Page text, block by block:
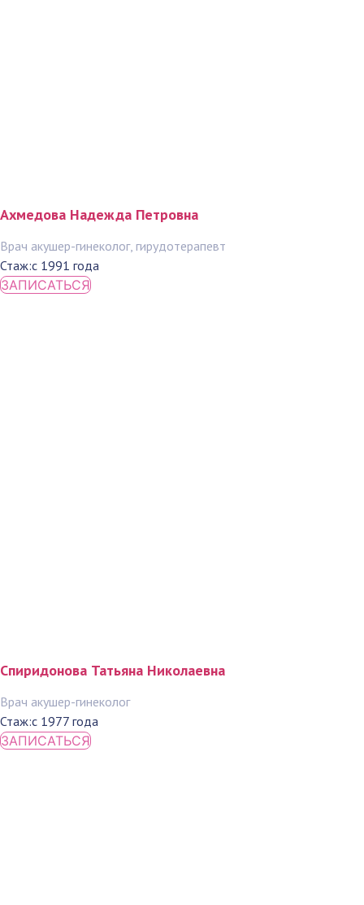
Ахмедова Надежда Петровна
Врач акушер-гинеколог, гирудотерапевт
Стаж:с 1991 года
ЗАПИСАТЬСЯ
Спиридонова Татьяна Николаевна
Врач акушер-гинеколог
Стаж:с 1977 года
ЗАПИСАТЬСЯ